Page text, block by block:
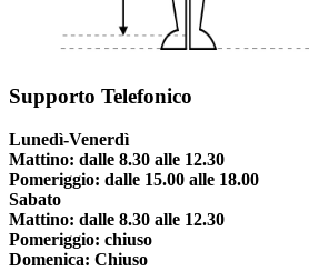
Supporto Telefonico
Lunedì-Venerdì
Mattino: dalle 8.30 alle 12.30
Pomeriggio: dalle 15.00 alle 18.00
Sabato
Mattino: dalle 8.30 alle 12.30
Pomeriggio: chiuso
Domenica: Chiuso